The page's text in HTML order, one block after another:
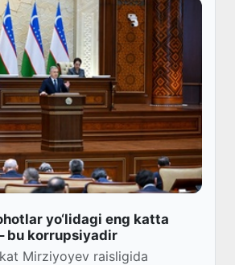
yo‘lidagi eng katta
bu korrupsiyadir
Mirziyoyev raisligida